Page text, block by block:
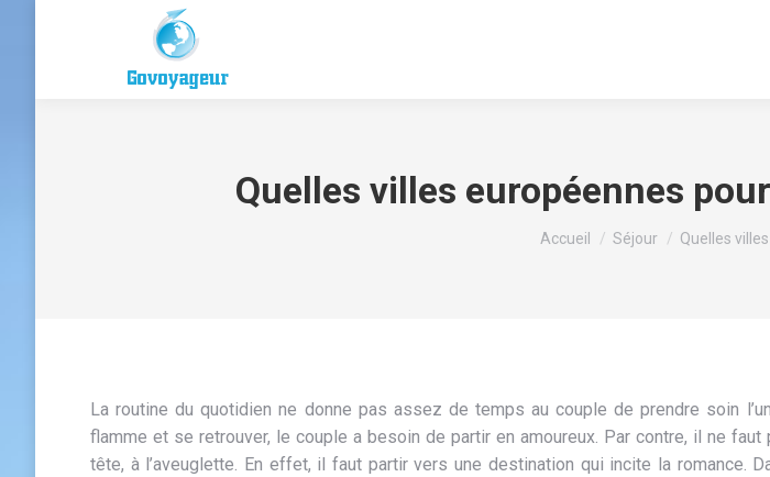
Quelles villes européennes
Vous êtes ici :
Accueil Séjour Quelles
La routine du quotidien ne donne pas assez de temps au couple de prendre soin
flamme et se retrouver, le couple a besoin de partir en amoureux. Par contre, il ne
tête, à l’aveuglette. En effet, il faut partir vers une destination qui incite la romance.